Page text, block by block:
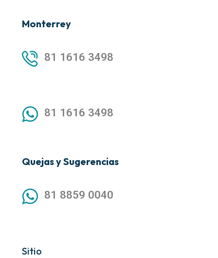
Monterrey
81 1616 3498
81 1616 3498
Quejas y Sugerencias
81 8859 0040
Sitio